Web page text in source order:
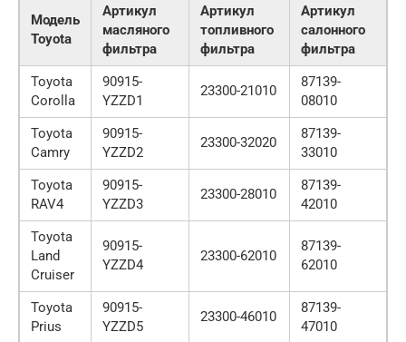
Модель
Toyota
Артикул
масляного
фильтра
Артикул
топливного
фильтра
Артикул
салонного
фильтра
Toyota
Corolla
90915-
YZZD1
23300-21010
87139-
08010
Toyota
Camry
90915-
YZZD2
23300-32020
87139-
33010
Toyota
RAV4
90915-
YZZD3
23300-28010
87139-
42010
Toyota
Land
Cruiser
90915-
YZZD4
23300-62010
87139-
62010
Toyota
Prius
90915-
YZZD5
23300-46010
87139-
47010